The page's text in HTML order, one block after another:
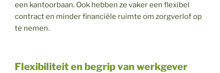
een kantoorbaan. Ook hebben ze vaker een flexibel
contract en minder financiële ruimte om zorgverlof op
te nemen.
Flexibiliteit en begrip van werkgever